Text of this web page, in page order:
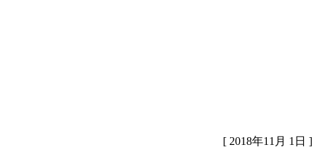
[ 2018年11月 1日 ]